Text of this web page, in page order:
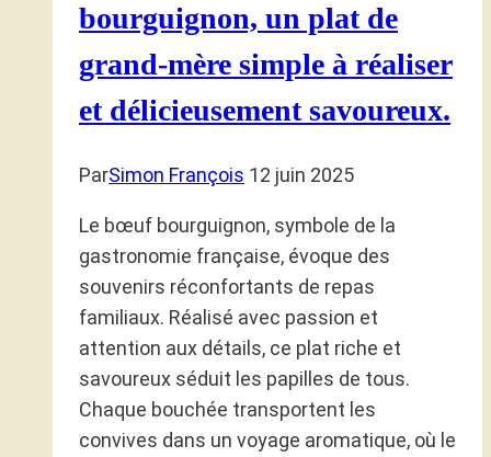
bourguignon, un plat de
grand-mère simple à réaliser
et délicieusement savoureux.
ParSimon François 12 juin 2025
Le bœuf bourguignon, symbole de la
gastronomie française, évoque des
souvenirs réconfortants de repas
familiaux. Réalisé avec passion et
attention aux détails, ce plat riche et
savoureux séduit les papilles de tous.
Chaque bouchée transportent les
convives dans un voyage aromatique, où le